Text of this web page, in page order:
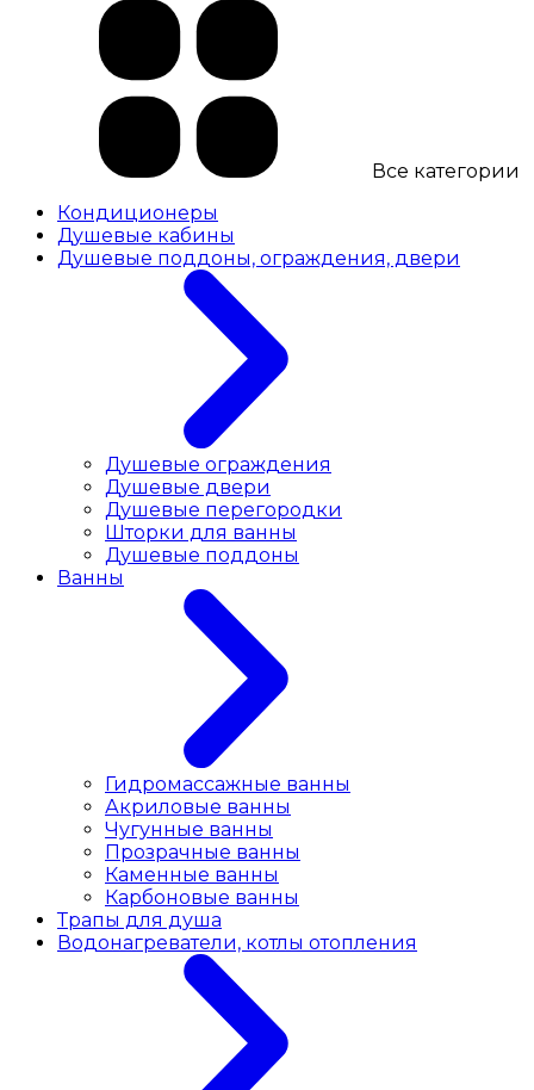
Все категории
Кондиционеры
Душевые кабины
Душевые поддоны, ограждения, двери
Душевые ограждения
Душевые двери
Душевые перегородки
Шторки для ванны
Душевые поддоны
Ванны
Гидромассажные ванны
Акриловые ванны
Чугунные ванны
Прозрачные ванны
Каменные ванны
Карбоновые ванны
Трапы для душа
Водонагреватели, котлы отопления